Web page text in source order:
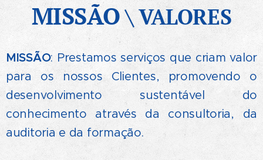
MISSÃO\ VALORES
MISSÃO: Prestamos serviços que criam valor
para os nossos Clientes, promovendo o
desenvolvimento sustentável do
conhecimento através da consultoria, da
auditoria e da formação.